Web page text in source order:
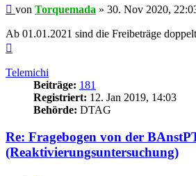
Beitrag
von Torquemada » 30. Nov 2020,
Ab 01.01.2021 sind die Freibeträge
Telemichi
Beiträge: 181
Registriert: 12. Jan 2019, 14:03
Behörde: DTAG
Re: Fragebogen von der
(Reaktivierungsuntersuchung)